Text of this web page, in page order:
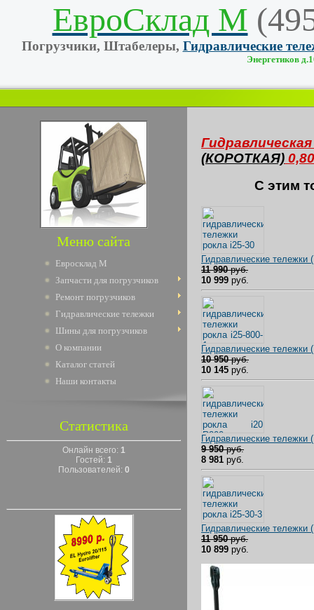
ЕвроСклад М
Погрузчики, Штабелеры, Гидравлические
Энергетиков
Меню сайта
Евросклад М
Запчасти для погрузчиков
Ремонт погрузчиков
Гидравлические тележки
Шины для погрузчиков
О компании
Каталог статей
Наши контакты
Статистика
Онлайн всего: 1
Гостей: 1
Пользователей: 0
(КОРОТКАЯ)
C этим
Гидравлические
11 990руб.
10 999 руб.
Гидравлические
10 950руб.
10 145 руб.
Гидравлические
9 950руб.
8 981 руб.
Гидравлические
11 950руб.
10 899 руб.